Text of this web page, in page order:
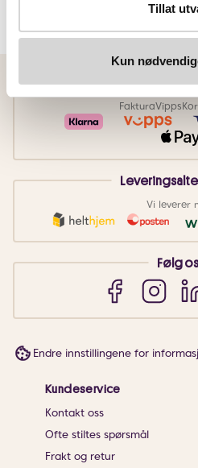
Tillat
Kun
FakturaVipps
Vi leverer
Følg
Endre innstillingene for
Kundeservice
Kontakt oss
Ofte stiltes spørsmål
Frakt og retur